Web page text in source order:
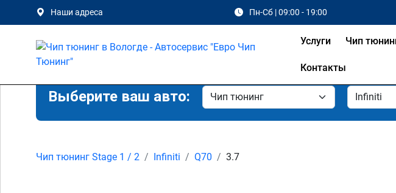
Наши адреса Пн-Сб | 09:00 - 19:00
Услуги Чип
Контакты
Выберите ваш авто:
Чип тюнинг Stage 1 / 2 Infiniti Q70 3.7